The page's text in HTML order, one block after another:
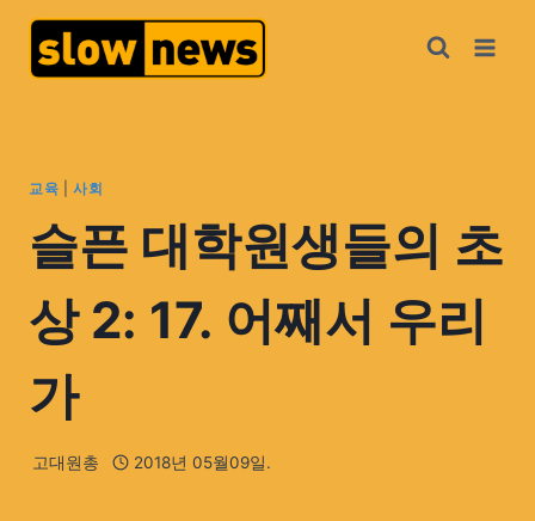
교육 사회
슬픈 대학원생들의 초
상 2: 17. 어째서 우리
가
고대원총 2018년 05월09일.